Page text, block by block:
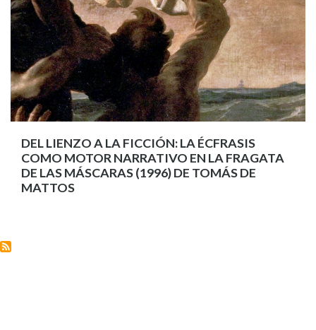
DEL LIENZO A LA FICCIÓN: LA ÉCFRASIS
COMO MOTOR NARRATIVO EN LA FRAGATA
DE LAS MÁSCARAS (1996) DE TOMÁS DE
MATTOS